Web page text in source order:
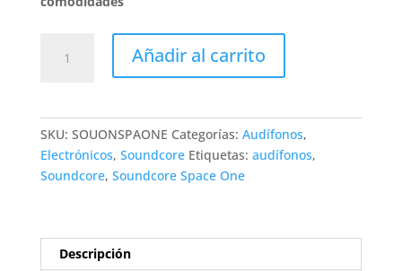
Space
Añadir al carrito
SKU: SOUONSPAONE Categorías: Audífonos,
Electrónicos, Soundcore Etiquetas: audífonos,
Soundcore, Soundcore Space One
Descripción